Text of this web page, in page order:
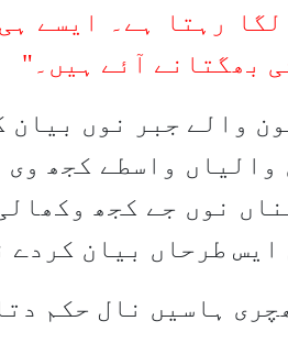
رہتا ہے۔ ایسے
بھگتانے آئے ہیں۔ "
والے جبر نوں بیان
والیاں واسطے کجھ وی
نوں جے کجھ
طرحاں بیان کردے
ہاسیں نال حکم